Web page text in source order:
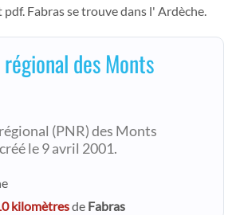
Fabras se trouve dans l' Ardèche.
des Monts
(PNR) des Monts
le 9 avril 2001.
kilomètresde Fabras